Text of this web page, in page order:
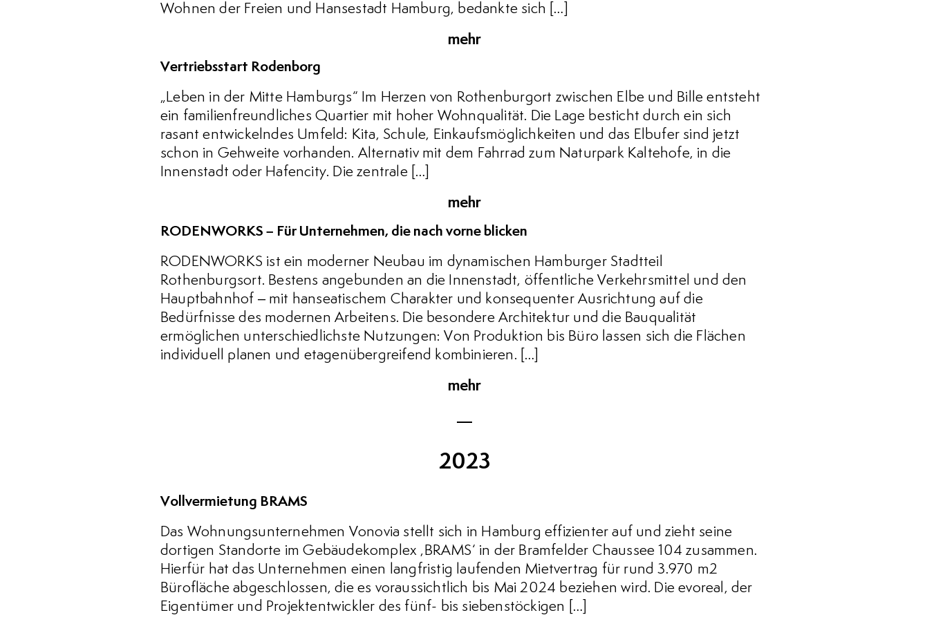
Wohnen der Freien und Hansestadt Hamburg, bedankte sich […]
mehr
Vertriebsstart Rodenborg
„Leben in der Mitte Hamburgs“ Im Herzen von Rothenburgort zwischen Elbe und Bille entsteht
ein familienfreundliches Quartier mit hoher Wohnqualität. Die Lage besticht durch ein sich
rasant entwickelndes Umfeld: Kita, Schule, Einkaufsmöglichkeiten und das Elbufer sind jetzt
schon in Gehweite vorhanden. Alternativ mit dem Fahrrad zum Naturpark Kaltehofe, in die
Innenstadt oder Hafencity. Die zentrale […]
mehr
RODENWORKS – Für Unternehmen, die nach vorne blicken
RODENWORKS ist ein moderner Neubau im dynamischen Hamburger Stadtteil
Rothenburgsort. Bestens angebunden an die Innenstadt, öffentliche Verkehrsmittel und den
Hauptbahnhof – mit hanseatischem Charakter und konsequenter Ausrichtung auf die
Bedürfnisse des modernen Arbeitens. Die besondere Architektur und die Bauqualität
ermöglichen unterschiedlichste Nutzungen: Von Produktion bis Büro lassen sich die Flächen
individuell planen und etagenübergreifend kombinieren. […]
mehr
2023
Vollvermietung BRAMS
Das Wohnungsunternehmen Vonovia stellt sich in Hamburg effizienter auf und zieht seine
dortigen Standorte im Gebäudekomplex ‚BRAMS‘ in der Bramfelder Chaussee 104 zusammen.
Hierfür hat das Unternehmen einen langfristig laufenden Mietvertrag für rund 3.970 m2
Bürofläche abgeschlossen, die es voraussichtlich bis Mai 2024 beziehen wird. Die evoreal, der
Eigentümer und Projektentwickler des fünf- bis siebenstöckigen […]